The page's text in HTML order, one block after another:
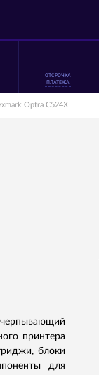
ОТСРОЧКА
ПЛАТЕЖА
Optra C524X
принтера
блоки
для